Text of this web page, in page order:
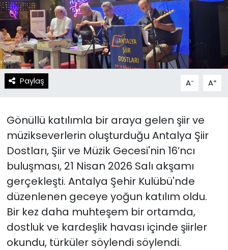
Paylaş A- A+
Gönüllü katılımla bir araya gelen şiir ve
müzikseverlerin oluşturduğu Antalya Şiir
Dostları, Şiir ve Müzik Gecesi'nin 16’ncı
buluşması, 21 Nisan 2026 Salı akşamı
gerçekleşti. Antalya Şehir Kulübü'nde
düzenlenen geceye yoğun katılım oldu.
Bir kez daha muhteşem bir ortamda,
dostluk ve kardeşlik havası içinde şiirler
okundu, türküler söylendi söylendi.
İletişim